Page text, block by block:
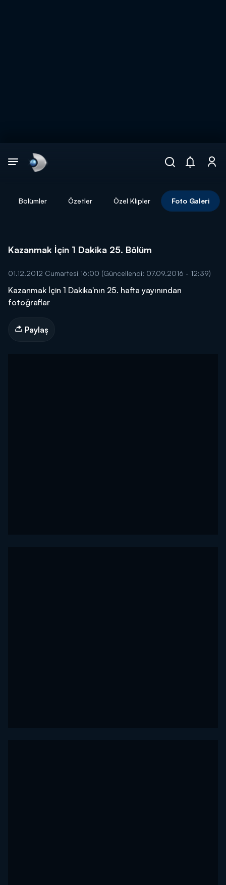
Bölümler Özetler Özel Klipler Foto Galeri
Kazanmak İçin 1 Dakika 25. Bölüm
01.12.2012 Cumartesi 16:00 (Güncellendi: 07.09.2016 - 12:39)
Kazanmak İçin 1 Dakika'nın 25. hafta yayınından
fotoğraflar
Paylaş